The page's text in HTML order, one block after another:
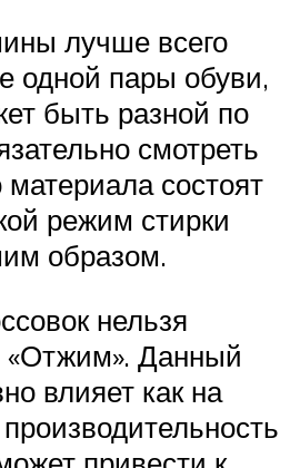
лучше всего
одной пары обуви,
быть разной по
смотреть
материала состоят
режим стирки
образом.
нельзя
«Отжим». Данный
влияет как на